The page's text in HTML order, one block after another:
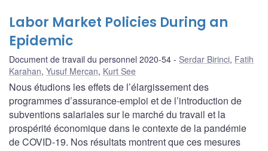
Labor Market Policies During an
Epidemic
Document de travail du personnel 2020-54 Serdar Birinci, Fatih
Karahan, Yusuf Mercan, Kurt See
Nous étudions les effets de l’élargissement des
programmes d’assurance-emploi et de l’introduction de
subventions salariales sur le marché du travail et la
prospérité économique dans le contexte de la pandémie
de COVID-19. Nos résultats montrent que ces mesures